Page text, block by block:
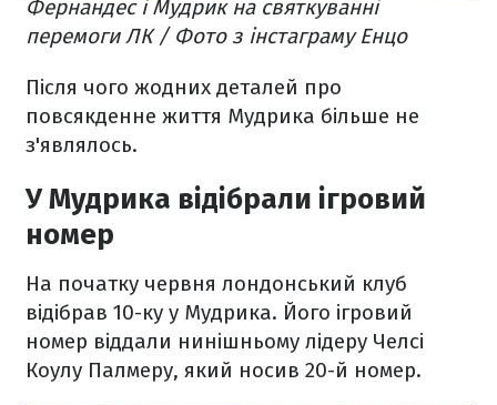
Фернандес і Мудрик на святкуванні
перемоги ЛК / Фото з інстаграму Енцо
Після чого жодних деталей про
повсякденне життя Мудрика більше не
з'являлось.
У Мудрика відібрали ігровий
номер
На початку червня лондонський клуб
відібрав 10-ку у Мудрика. Його ігровий
номер віддали нинішньому лідеру Челсі
Коулу Палмеру, який носив 20-й номер.